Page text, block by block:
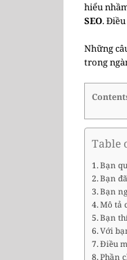
hiểu
SEO.
Những
trong
Table
Bạn
Bạn
Bạn
Mô tả
Bạn
Với
Điều
Phần